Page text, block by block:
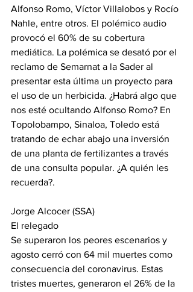
Alfonso Romo, Víctor Villalobos y Rocío
Nahle, entre otros. El polémico audio
provocó el 60% de su cobertura
mediática. La polémica se desató por el
reclamo de Semarnat a la Sader al
presentar esta última un proyecto para
el uso de un herbicida. ¿Habrá algo que
nos esté ocultando Alfonso Romo? En
Topolobampo, Sinaloa, Toledo está
tratando de echar abajo una inversión
de una planta de fertilizantes a través
de una consulta popular. ¿A quién les
recuerda?.
Jorge Alcocer (SSA)
El relegado
Se superaron los peores escenarios y
agosto cerró con 64 mil muertes como
consecuencia del coronavirus. Estas
tristes muertes, generaron el 26% de la